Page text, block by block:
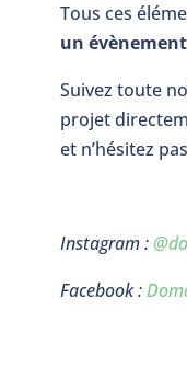
Tous ces
un
Suivez toute
projet
et n’hésitez
Instagram :
Facebook :